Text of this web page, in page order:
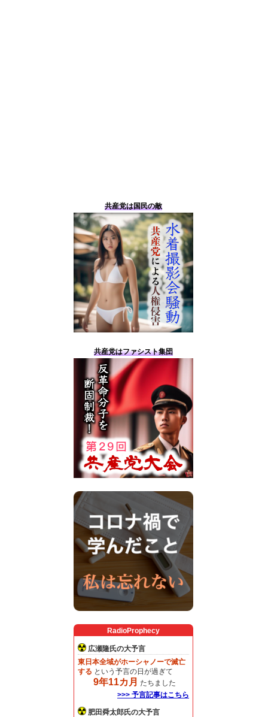
共産党は国民の敵
共産党はファシスト集団